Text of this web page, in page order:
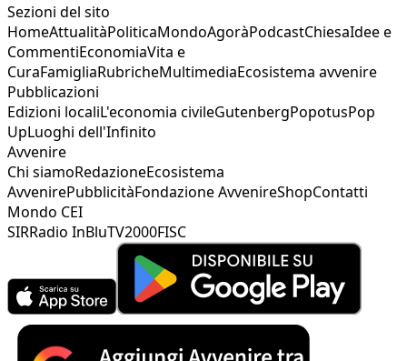
Sezioni del sito
HomeAttualitàPoliticaMondoAgoràPodcastChiesaIdee e
CommentiEconomiaVita e
CuraFamigliaRubricheMultimediaEcosistema avvenire
Pubblicazioni
Edizioni localiL'economia civileGutenbergPopotusPop
UpLuoghi dell'Infinito
Avvenire
Chi siamoRedazioneEcosistema
AvvenirePubblicitàFondazione AvvenireShopContatti
Mondo CEI
SIRRadio InBluTV2000FISC